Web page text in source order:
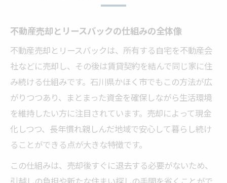
不動産売却とリースバックの仕組みの全体像
不動産売却とリースバックは、所有する自宅を不動産会
社などに売却し、その後は賃貸契約を結んで同じ家に住
み続ける仕組みです。石川県かほく市でもこの方法が広
がりつつあり、まとまった資金を確保しながら生活環境
を維持したい方に注目されています。売却によって現金
化しつつ、長年慣れ親しんだ地域で安心して暮らし続け
ることができる点が大きな特徴です。
この仕組みは、売却後すぐに退去する必要がないため、